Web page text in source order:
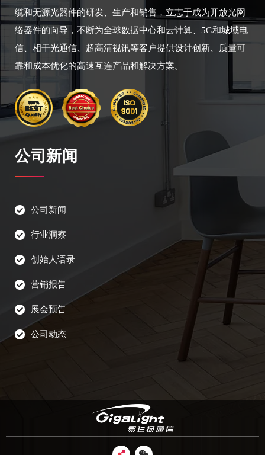
缆和无源光器件的研发、生产和销售，立志于成为开放光网
络器件的向导，不断为全球数据中心和云计算、5G和城域电
信、相干光通信、超高清视讯等客户提供设计创新、质量可
靠和成本优化的高速互连产品和解决方案。
公司新闻
公司新闻
行业洞察
创始人语录
营销报告
展会预告
公司动态